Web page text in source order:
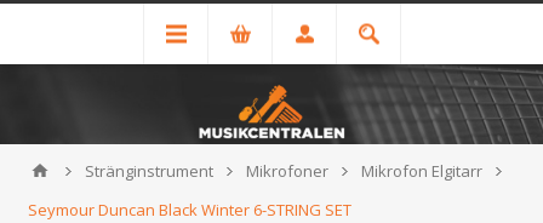
Stränginstrument Mikrofoner
Mikrofon Elgitarr
Seymour Duncan Black Winter 6-STRING SET